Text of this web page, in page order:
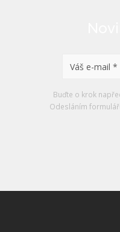
Buďte o krok
Odesláním